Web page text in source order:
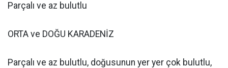
Parçalı ve az bulutlu
ORTA ve DOĞU KARADENİZ
Parçalı ve az bulutlu, doğusunun yer yer çok bulutlu,